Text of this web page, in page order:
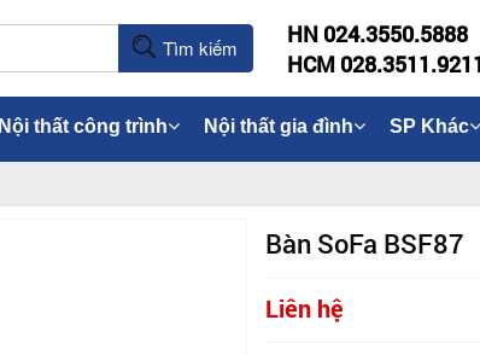
Tìm kiếm
HN 024.3550.5888
HCM 028.3511.9211
Nội thất công trình Nội thất gia đình SP Khác
Bàn SoFa BSF87
Liên hệ